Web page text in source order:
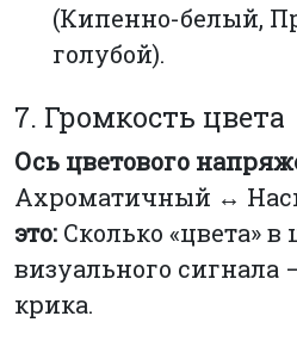
(Кипенно-белый,
голубой).
7. Громкость цвета
Ось цветового
Ахроматичный ↔
это: Сколько «цвета» в
визуального
крика.